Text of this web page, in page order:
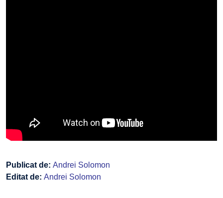
Publicat de: Andrei Solomon
Editat de: Andrei Solomon